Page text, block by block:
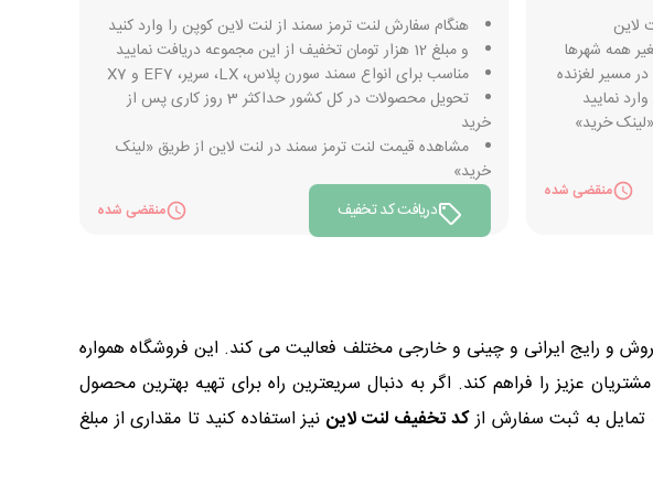
همه شهرها
مسیر لغزنده
نمایید
خرید»
منقضی شده
هنگام سفارش لنت ترمز سمند از لنت لاین کوپن را وارد کنید
و مبلغ 12 هزار تومان تخفیف از این مجموعه دریافت نمایید
مناسب برای انواع سمند سورن پلاس، LX، سریر، EF7 و X7
تحویل محصولات در کل کشور حداکثر 3 روز کاری پس از
خرید
مشاهده قیمت لنت ترمز سمند در لنت لاین از طریق «لینک
خرید»
دریافت کد تخفیف
منقضی شده
و رایج ایرانی و چینی و خارجی مختلف فعالیت می کند. این فروشگاه همواره
عزیز را فراهم کند. اگر به دنبال سریعترین راه برای تهیه بهترین محصول
به ثبت سفارش ازکد تخفیف لنت لاین نیز استفاده کنید تا مقداری از مبلغ